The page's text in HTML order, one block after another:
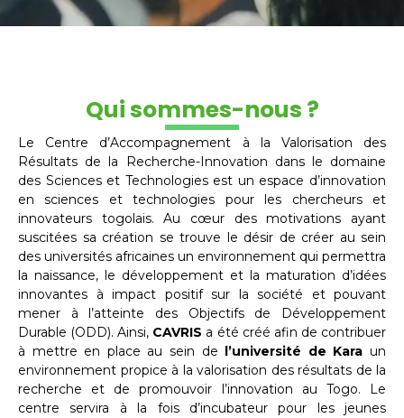
Qui sommes-nous ?
Le Centre d’Accompagnement à la Valorisation des
Résultats de la Recherche-Innovation dans le domaine
des Sciences et Technologies est un espace d’innovation
en sciences et technologies pour les chercheurs et
innovateurs togolais. Au cœur des motivations ayant
suscitées sa création se trouve le désir de créer au sein
des universités africaines un environnement qui permettra
la naissance, le développement et la maturation d’idées
innovantes à impact positif sur la société et pouvant
mener à l’atteinte des Objectifs de Développement
Durable (ODD). Ainsi, CAVRIS a été créé afin de contribuer
à mettre en place au sein de
l’université de Kara un
environnement propice à la valorisation des résultats de la
recherche et de promouvoir l’innovation au Togo. Le
centre servira à la fois d’incubateur pour les jeunes